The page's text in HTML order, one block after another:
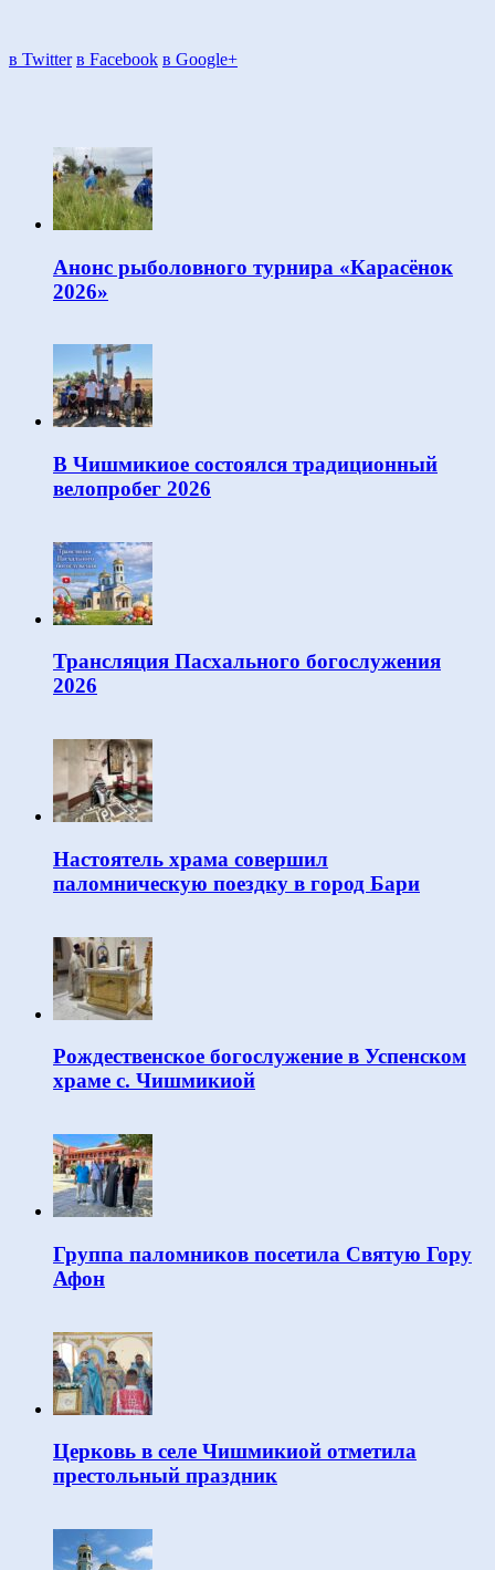
в Twitter в Facebook в Google+
Анонс рыболовного турнира «Карасёнок
2026»
В Чишмикиое состоялся традиционный
велопробег 2026
Трансляция Пасхального богослужения
2026
Настоятель храма совершил
паломническую поездку в город Бари
Рождественское богослужение в Успенском
храме с. Чишмикиой
Группа паломников посетила Святую Гору
Афон
Церковь в селе Чишмикиой отметила
престольный праздник